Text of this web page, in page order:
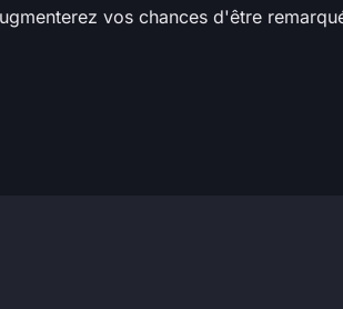
vos chances d'être